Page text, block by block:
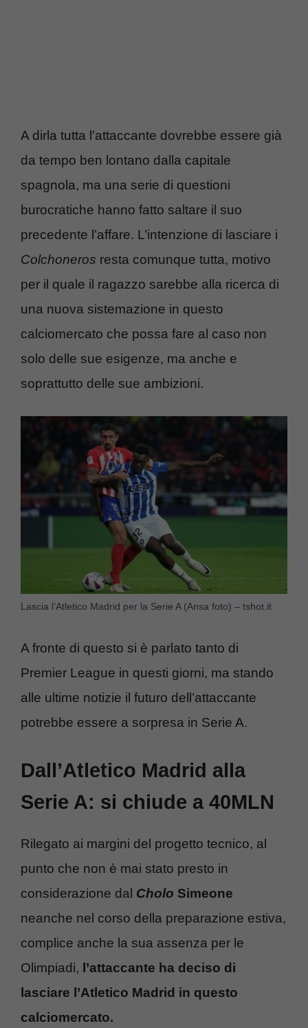
A dirla tutta l’attaccante dovrebbe essere già
da tempo ben lontano dalla capitale
spagnola, ma una serie di questioni
burocratiche hanno fatto saltare il suo
precedente l’affare. L’intenzione di lasciare i
Colchoneros resta comunque tutta, motivo
per il quale il ragazzo sarebbe alla ricerca di
una nuova sistemazione in questo
calciomercato che possa fare al caso non
solo delle sue esigenze, ma anche e
soprattutto delle sue ambizioni.
Lascia l’Atletico Madrid per la Serie A (Ansa foto) – tshot.it
A fronte di questo si è parlato tanto di
Premier League in questi giorni, ma stando
alle ultime notizie il futuro dell’attaccante
potrebbe essere a sorpresa in Serie A.
Dall’Atletico Madrid alla
Serie A: si chiude a 40MLN
Rilegato ai margini del progetto tecnico, al
punto che non è mai stato presto in
considerazione dal Cholo Simeone
neanche nel corso della preparazione estiva,
complice anche la sua assenza per le
Olimpiadi, l’attaccante ha deciso di
lasciare l’Atletico Madrid in questo
calciomercato.